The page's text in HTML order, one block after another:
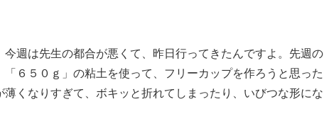
週は先生の都合が悪くて、昨日行ってきたんですよ。先週の
６５０ｇ」の粘土を使って、フリーカップを作ろうと思った
くなりすぎて、ボキッと折れてしまったり、いびつな形にな